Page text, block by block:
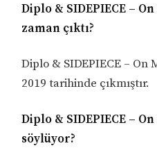
Diplo & SIDEPIECE –
zaman çıktı?
Diplo & SIDEPIECE – On
2019 tarihinde çıkmıştır.
Diplo & SIDEPIECE –
söylüyor?